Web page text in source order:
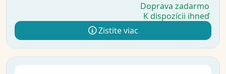
Doprava zadarmo
K dispozícii ihneď
Zistite viac